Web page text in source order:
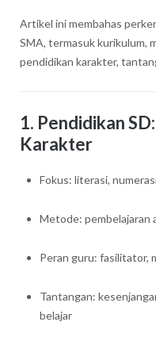
Artikel ini membahas
SMA, termasuk kurikulum,
pendidikan karakter,
1. Pendidikan
Karakter
Fokus: literasi,
Metode: pembelajaran
Peran guru: fasilitator,
Tantangan:
belajar